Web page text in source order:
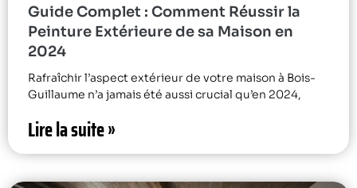
Guide Complet : Comment Réussir la
Peinture Extérieure de sa Maison en
2024
Rafraîchir l’aspect extérieur de votre maison à Bois-
Guillaume n’a jamais été aussi crucial qu’en 2024,
Lire la suite »